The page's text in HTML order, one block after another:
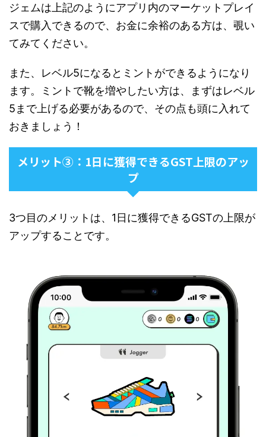
ジェムは上記のようにアプリ内のマーケットプレイ
スで購入できるので、お金に余裕のある方は、覗い
てみてください。
また、レベル5になるとミントができるようになり
ます。ミントで靴を増やしたい方は、まずはレベル
5まで上げる必要があるので、その点も頭に入れて
おきましょう！
メリット③：1日に獲得できるGST上限のアッ
プ
3つ目のメリットは、1日に獲得できるGSTの上限が
アップすることです。